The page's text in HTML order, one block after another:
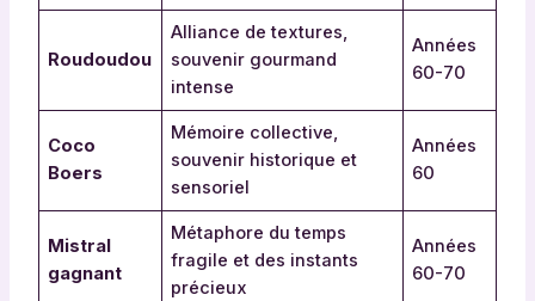
Roudoudou
Alliance de textures,
souvenir gourmand
intense
Années
60-70
Coco
Boers
Mémoire collective,
souvenir historique et
sensoriel
Années
60
Mistral
gagnant
Métaphore du temps
fragile et des instants
précieux
Années
60-70